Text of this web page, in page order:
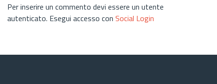
Per inserire un commento devi essere un utente
autenticato. Esegui accesso con Social Login